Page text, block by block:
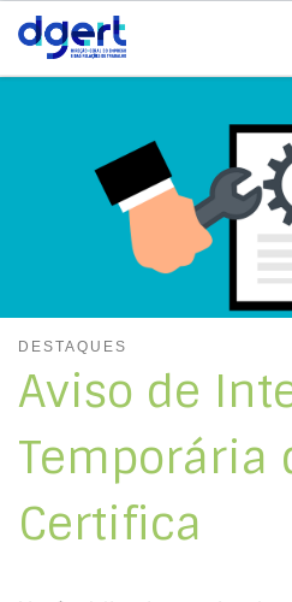
Skip to content
DESTAQUES
Aviso de
Temporária
Certifica